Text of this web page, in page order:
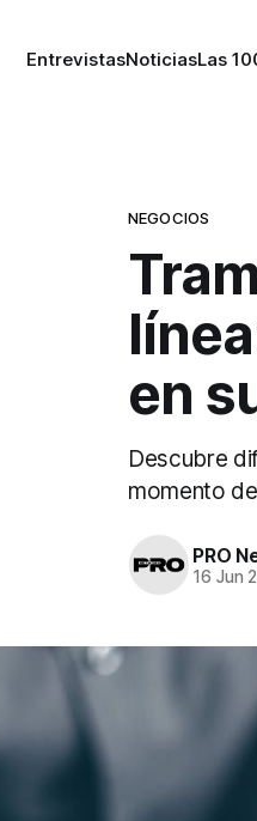
EntrevistasNoticiasLas
NEGOCIOS
en
Descubre
momento
PRO
16 Jun